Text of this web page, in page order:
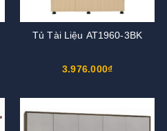
Tủ Tài Liệu AT1960-3BK
3.976.000₫